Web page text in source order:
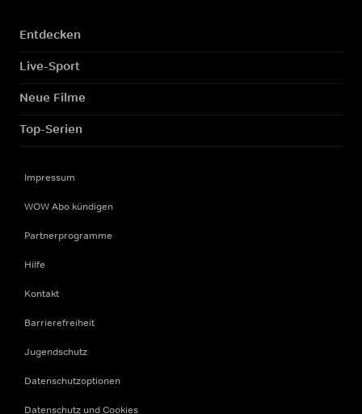
Entdecken
Live-Sport
Neue Filme
Top-Serien
Impressum
WOW Abo kündigen
Partnerprogramme
Hilfe
Kontakt
Barrierefreiheit
Jugendschutz
Datenschutzoptionen
Datenschutz und Cookies